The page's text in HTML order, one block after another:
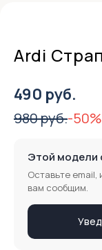
Ardi
490 руб.
980 руб.-50%
Этой модели
Оставьте email,
вам сообщим.